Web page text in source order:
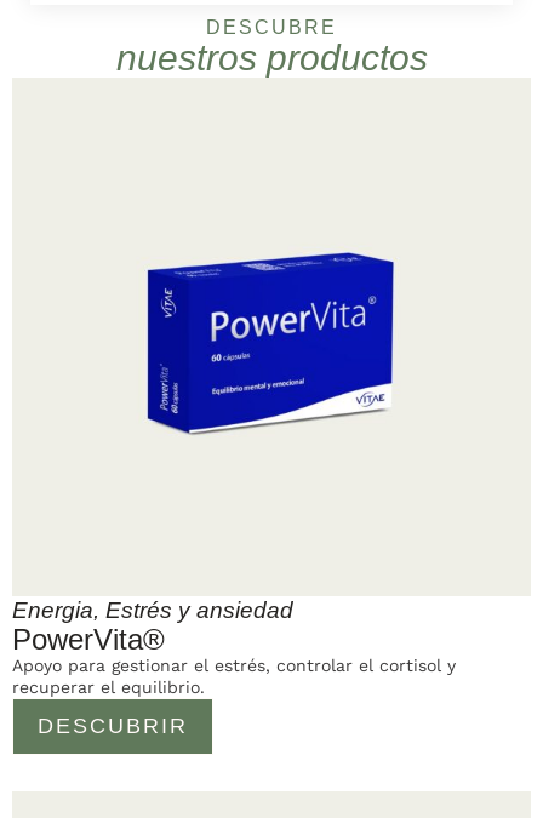
DESCUBRE
nuestros productos
Energia, Estrés y ansiedad
PowerVita®
DESCUBRIR
Apoyo para gestionar el estrés, controlar el cortisol y
recuperar el equilibrio.